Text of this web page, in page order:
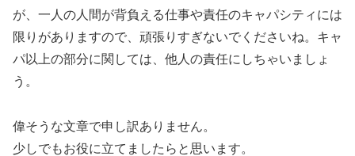
が、一人の人間が背負える仕事や責任のキャパシティには
限りがありますので、頑張りすぎないでくださいね。キャ
パ以上の部分に関しては、他人の責任にしちゃいましょ
う。
偉そうな文章で申し訳ありません。
少しでもお役に立てましたらと思います。